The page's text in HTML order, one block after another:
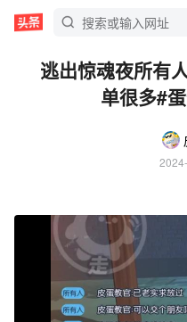
逃出惊魂夜所有
单很多#